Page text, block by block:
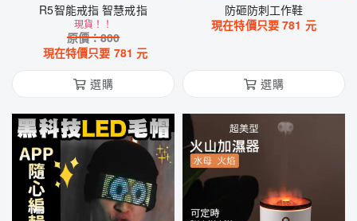
R5智能戒指 智慧戒指
現貨！！
原價：800
現在特價只要 781 元
選購
防砸防刺工作鞋
現在特價只要781 元
選購